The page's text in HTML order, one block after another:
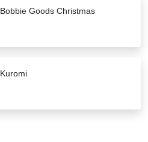
Bobbie Goods Christmas
Kuromi